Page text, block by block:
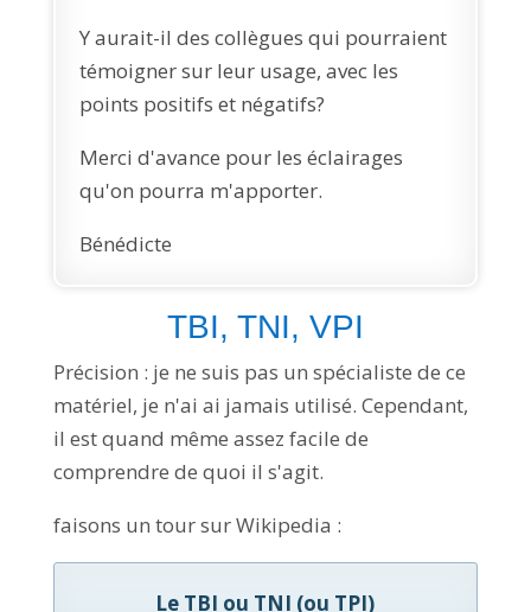
Y aurait-il des collègues qui pourraient
témoigner sur leur usage, avec les
points positifs et négatifs?
Merci d'avance pour les éclairages
qu'on pourra m'apporter.
Bénédicte
TBI, TNI, VPI
Précision : je ne suis pas un spécialiste de ce
matériel, je n'ai ai jamais utilisé. Cependant,
il est quand même assez facile de
comprendre de quoi il s'agit.
faisons un tour sur Wikipedia :
Le TBI ou TNI (ou TPI)